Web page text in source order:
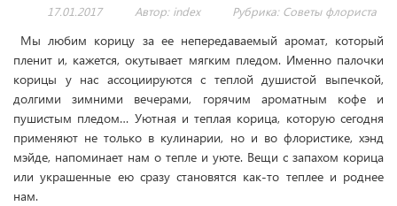
17.01.2017 Автор: index Рубрика: Советы флориста
Мы любим корицу за ее непередаваемый аромат, который
пленит и, кажется, окутывает мягким пледом. Именно палочки
корицы у нас ассоциируются с теплой душистой выпечкой,
долгими зимними вечерами, горячим ароматным кофе и
пушистым пледом… Уютная и теплая корица, которую сегодня
применяют не только в кулинарии, но и во флористике, хэнд
мэйде, напоминает нам о тепле и уюте. Вещи с запахом корица
или украшенные ею сразу становятся как-то теплее и роднее
нам.